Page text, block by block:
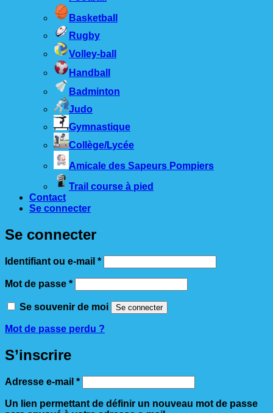
Basketball
Rugby
Volley-ball
Handball
Badminton
Judo
Gymnastique
Collège/Lycée
Amicale des Sapeurs Pompiers
Trail course à pied
Contact
Se connecter
Se connecter
Identifiant ou e-mail *Obligatoire
Mot de passe *Obligatoire
Se souvenir de moi Se connecter
Mot de passe perdu ?
S’inscrire
Adresse e-mail *Obligatoire
Un lien permettant de définir un nouveau mot de passe